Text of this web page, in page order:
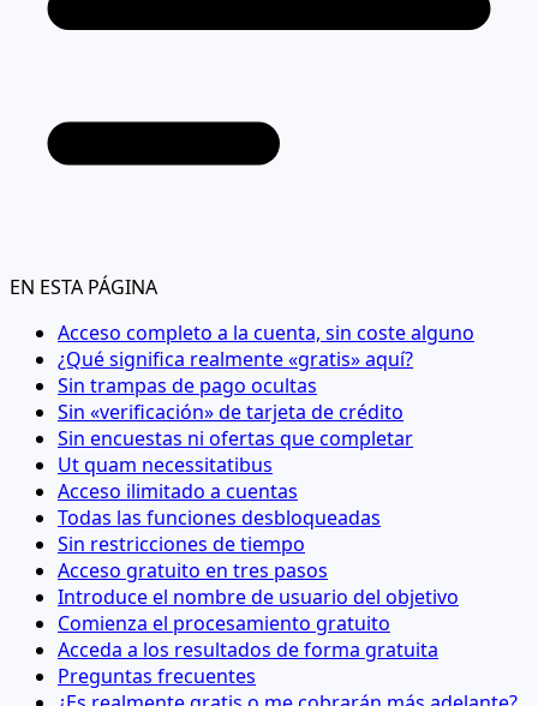
EN ESTA PÁGINA
Acceso completo a la cuenta, sin coste alguno
¿Qué significa realmente «gratis» aquí?
Sin trampas de pago ocultas
Sin «verificación» de tarjeta de crédito
Sin encuestas ni ofertas que completar
Ut quam necessitatibus
Acceso ilimitado a cuentas
Todas las funciones desbloqueadas
Sin restricciones de tiempo
Acceso gratuito en tres pasos
Introduce el nombre de usuario del objetivo
Comienza el procesamiento gratuito
Acceda a los resultados de forma gratuita
Preguntas frecuentes